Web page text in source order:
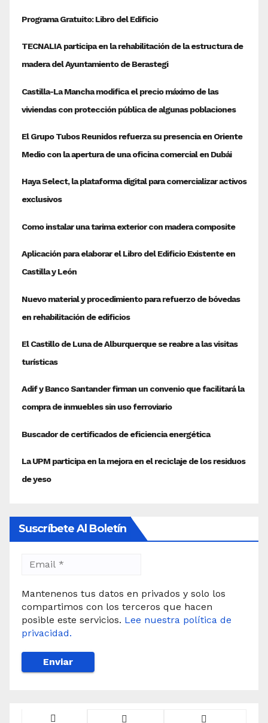
Suscríbete Al Boletín
Mantenenos tus datos en privados y solo los
compartimos con los terceros que hacen
posible este servicios. Lee nuestra política de
privacidad.